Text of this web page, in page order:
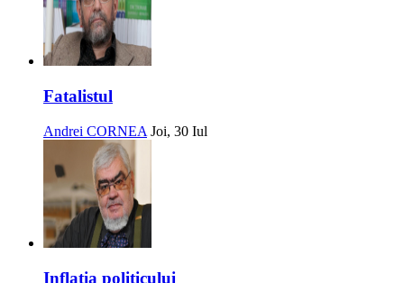
Fatalistul
Andrei CORNEA Joi, 30 Iul
Inflația politicului